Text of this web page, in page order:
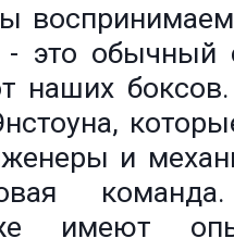
это обычный
наших
и
команда.
имеют